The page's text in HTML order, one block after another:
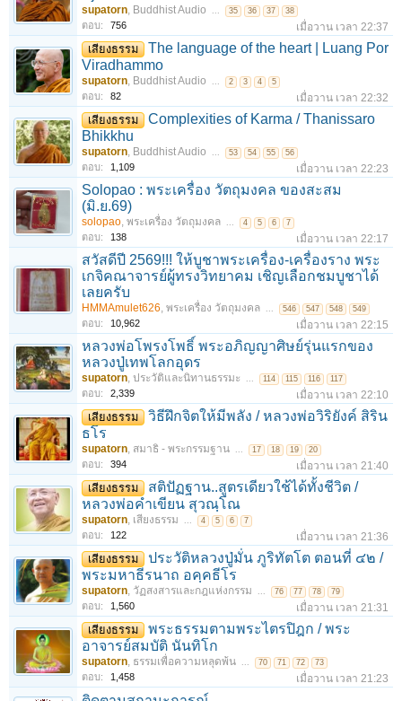
supatorn, Buddhist Audio ... 35 36 37 38
ตอบ: 756 เมื่อวาน เวลา 22:37
เสียงธรรม
The language of the heart | Luang Por
Viradhammo
supatorn, Buddhist Audio ... 2 3 4 5
ตอบ: 82 เมื่อวาน เวลา 22:32
เสียงธรรม
Complexities of Karma / Thanissaro
Bhikkhu
supatorn, Buddhist Audio ... 53 54 55 56
ตอบ: 1,109 เมื่อวาน เวลา 22:23
Solopao : พระเครื่อง วัตถุมงคล ของสะสม
(มิ.ย.69)
solopao, พระเครื่อง วัตถุมงคล ... 4 5 6 7
ตอบ: 138 เมื่อวาน เวลา 22:17
สวัสดีปี 2569!!! ให้บูชาพระเครื่อง-เครื่องราง พระ
เกจิคณาจารย์ผู้ทรงวิทยาคม เชิญเลือกชมบูชาได้
เลยครับ
HMMAmulet626, พระเครื่อง วัตถุมงคล ... 546 547 548 549
ตอบ: 10,962 เมื่อวาน เวลา 22:15
หลวงพ่อโพรงโพธิ์ พระอภิญญาศิษย์รุ่นแรกของ
หลวงปู่เทพโลกอุดร
supatorn, ประวัติและนิทานธรรมะ ... 114 115 116 117
ตอบ: 2,339 เมื่อวาน เวลา 22:10
เสียงธรรม
วิธีฝึกจิตให้มีพลัง / หลวงพ่อวิริยังค์ สิริน
ธโร
supatorn, สมาธิ - พระกรรมฐาน ... 17 18 19 20
ตอบ: 394 เมื่อวาน เวลา 21:40
เสียงธรรม
สติปัฏฐาน..สูตรเดียวใช้ได้ทั้งชีวิต /
หลวงพ่อคำเขียน สุวณฺโณ
supatorn, เสียงธรรม ... 4 5 6 7
ตอบ: 122 เมื่อวาน เวลา 21:36
เสียงธรรม
ประวัติหลวงปู่มั่น ภูริทัตโต ตอนที่ ๔๒ /
พระมหาธีรนาถ อคฺคธีโร
supatorn, วัฏสงสารและกฎแห่งกรรม ... 76 77 78 79
ตอบ: 1,560 เมื่อวาน เวลา 21:31
เสียงธรรม
พระธรรมตามพระไตรปิฎก / พระ
อาจารย์สมบัติ นันทิโก
supatorn, ธรรมเพื่อความหลุดพ้น ... 70 71 72 73
ตอบ: 1,458 เมื่อวาน เวลา 21:23